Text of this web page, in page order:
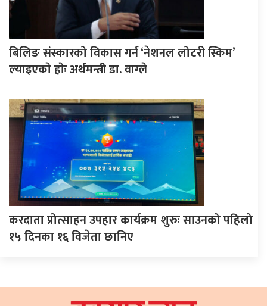
बिलिङ संस्कारको विकास गर्न ‘नेशनल लोटरी स्किम’
ल्याइएकाे हाेः अर्थमन्त्री डा. वाग्ले
करदाता प्रोत्साहन उपहार कार्यक्रम शुरुः साउनको पहिलो
१५ दिनका १६ विजेता छानिए